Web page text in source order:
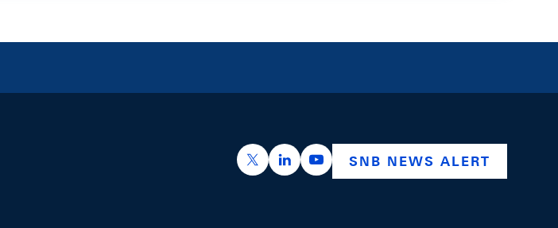
https://x.com/snb_bns
https://ch.linkedin.com/company/swiss-
https://www.youtube.com/
SNB NEWS ALERT